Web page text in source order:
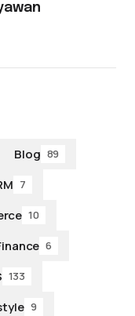
Blog 89
7
10
6
133
9